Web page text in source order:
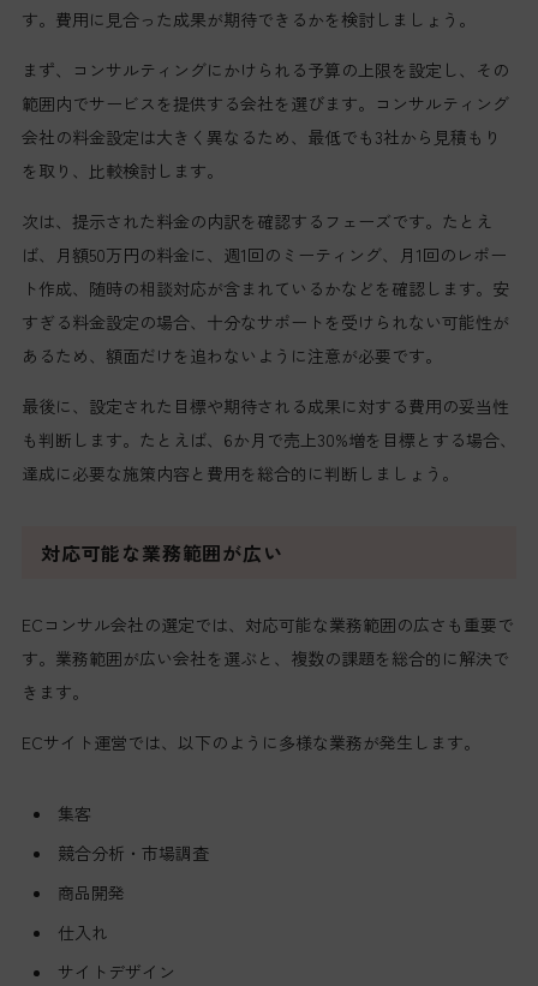
す。費用に見合った成果が期待できるかを検討しましょう。
まず、コンサルティングにかけられる予算の上限を設定し、その
範囲内でサービスを提供する会社を選びます。コンサルティング
会社の料金設定は大きく異なるため、最低でも3社から見積もり
を取り、比較検討します。
次は、提示された料金の内訳を確認するフェーズです。たとえ
ば、月額50万円の料金に、週1回のミーティング、月1回のレポー
ト作成、随時の相談対応が含まれているかなどを確認します。安
すぎる料金設定の場合、十分なサポートを受けられない可能性が
あるため、額面だけを追わないように注意が必要です。
最後に、設定された目標や期待される成果に対する費用の妥当性
も判断します。たとえば、6か月で売上30%増を目標とする場合、
達成に必要な施策内容と費用を総合的に判断しましょう。
対応可能な業務範囲が広い
ECコンサル会社の選定では、対応可能な業務範囲の広さも重要で
す。業務範囲が広い会社を選ぶと、複数の課題を総合的に解決で
きます。
ECサイト運営では、以下のように多様な業務が発生します。
集客
競合分析・市場調査
商品開発
仕入れ
サイトデザイン